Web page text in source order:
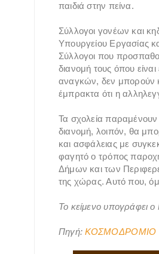
παιδιά στην πείνα.
Σύλλογοι γονέων και
Υπουργείου Εργασίας
Σύλλογοι που
διανομή τους όπου
αναγκών, δεν μπορούν
έμπρακτα ότι η
Τα σχολεία παραμένουν
διανομή, λοιπόν, θα
και ασφάλειας με
φαγητό ο τρόπος
Δήμων και των
της χώρας. Αυτό που,
Το κείμενο υπογράφει
Πηγή:ΚΟΣΜΟΔΡΟΜΙΟ